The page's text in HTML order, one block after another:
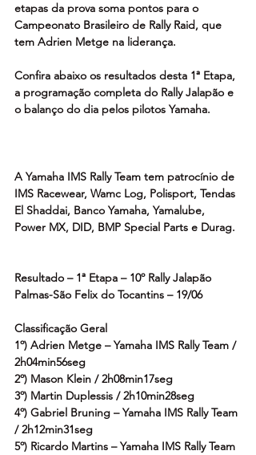
etapas da prova soma pontos para o
Campeonato Brasileiro de Rally Raid, que
tem Adrien Metge na liderança.
Confira abaixo os resultados desta 1ª Etapa,
a programação completa do Rally Jalapão e
o balanço do dia pelos pilotos Yamaha.
A Yamaha IMS Rally Team tem patrocínio de
IMS Racewear, Wamc Log, Polisport, Tendas
El Shaddai, Banco Yamaha, Yamalube,
Power MX, DID, BMP Special Parts e Durag.
Resultado – 1ª Etapa – 10º Rally Jalapão
Palmas-São Felix do Tocantins – 19/06
Classificação Geral
1º) Adrien Metge – Yamaha IMS Rally Team /
2h04min56seg
2º) Mason Klein / 2h08min17seg
3º) Martin Duplessis / 2h10min28seg
4º) Gabriel Bruning – Yamaha IMS Rally Team
/ 2h12min31seg
5º) Ricardo Martins – Yamaha IMS Rally Team